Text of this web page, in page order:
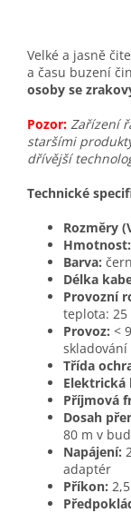
Velké a jasně
a času buzení
osoby se
Pozor: Zařízení
staršími
dřívější
Technické
Rozměry
Hmotnost:
Barva:
Délka
Provozní
teplota: 25
Provoz: <
skladování
Třída
Elektrická
Příjmová
Dosah
80 m v
Napájení:
adaptér
Příkon: